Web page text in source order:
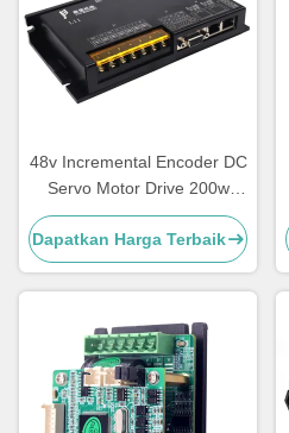
48v Incremental Encoder DC
Servo Motor Drive 200w
400w 750w 1000w
Dapatkan Harga Terbaik